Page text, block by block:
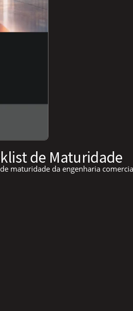
de Maturidade
maturidade da engenharia